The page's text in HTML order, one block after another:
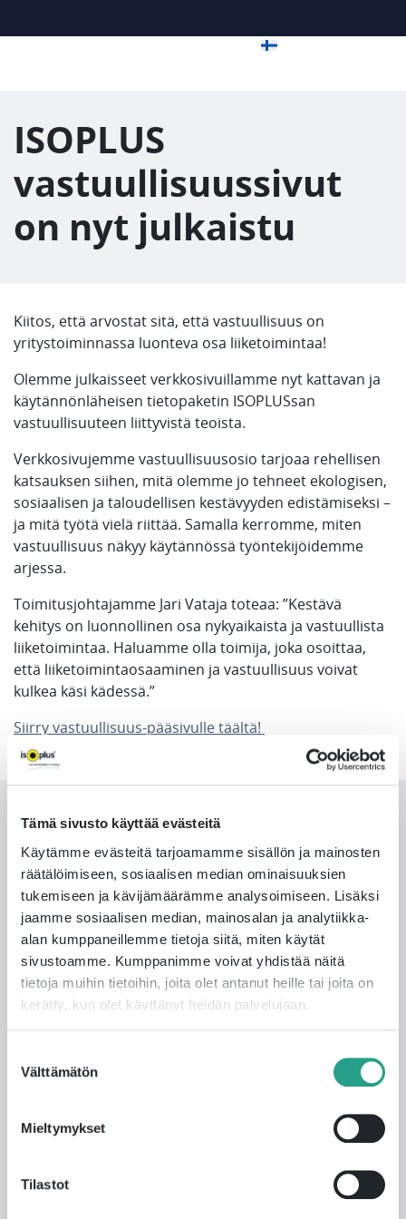
Tämä sivusto käyttää evästeitä
Käytämme evästeitä tarjoamamme sisällön ja mainosten
räätälöimiseen, sosiaalisen median ominaisuuksien
tukemiseen ja kävijämäärämme analysoimiseen. Lisäksi
jaamme sosiaalisen median, mainosalan ja analytiikka-
alan kumppaneillemme tietoja siitä, miten käytät
sivustoamme. Kumppanimme voivat yhdistää näitä
tietoja muihin tietoihin, joita olet antanut heille tai joita on
kerätty, kun olet käyttänyt heidän palvelujaan.
valinta
Välttämätön
Mieltymykset
Tilastot
ISOPLUS
vastuullisuussivut
on nyt julkaistu
Kiitos, että arvostat sitä, että vastuullisuus on
yritystoiminnassa luonteva osa liiketoimintaa!
Olemme julkaisseet verkkosivuillamme nyt kattavan ja
käytännönläheisen tietopaketin ISOPLUSsan
vastuullisuuteen liittyvistä teoista.
Verkkosivujemme vastuullisuusosio tarjoaa rehellisen
katsauksen siihen, mitä olemme jo tehneet ekologisen,
sosiaalisen ja taloudellisen kestävyyden edistämiseksi –
ja mitä työtä vielä riittää. Samalla kerromme, miten
vastuullisuus näkyy käytännössä työntekijöidemme
arjessa.
Toimitusjohtajamme Jari Vataja toteaa: ”Kestävä
kehitys on luonnollinen osa nykyaikaista ja vastuullista
liiketoimintaa. Haluamme olla toimija, joka osoittaa,
että liiketoimintaosaaminen ja vastuullisuus voivat
kulkea käsi kädessä.”
Siirry vastuullisuus-pääsivulle täältä!
Muut artikkelit
ISOPLUS ja Fortum yhteistyössä:
hukkalämmön talteenottoprojekti on